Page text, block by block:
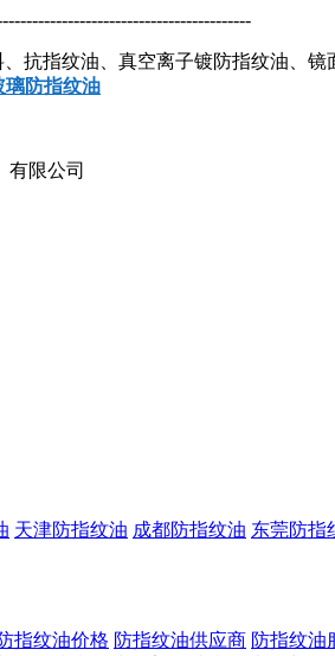
、抗指纹油、真空离子镀防指纹油、
璃防指纹油
有限公司
天津防指纹油 成都防指纹油 东莞防指
指纹油价格 防指纹油供应商 防指纹油